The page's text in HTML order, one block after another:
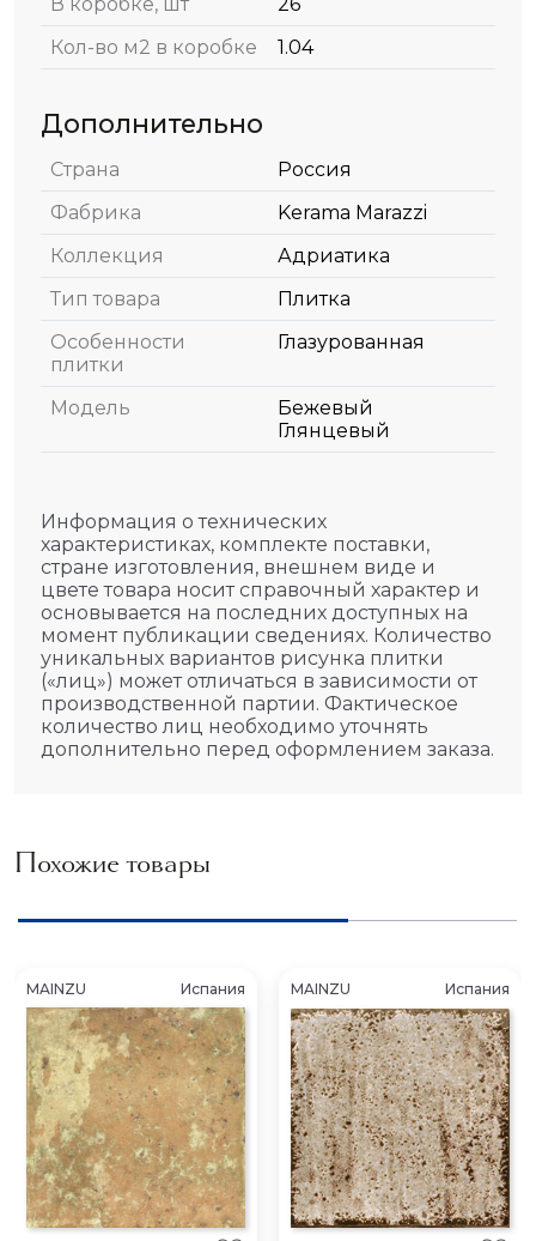
Кол-во м2 в коробке
1.04
Дополнительно
Страна
Россия
Фабрика
Kerama Marazzi
Коллекция
Адриатика
Тип товара
Плитка
Особенности
плитки
Глазурованная
Модель
Бежевый
Глянцевый
Информация о технических
характеристиках, комплекте поставки,
стране изготовления, внешнем виде и
цвете товара носит справочный характер и
основывается на последних доступных на
момент публикации сведениях. Количество
уникальных вариантов рисунка плитки
(«лиц») может отличаться в зависимости от
производственной партии. Фактическое
количество лиц необходимо уточнять
дополнительно перед оформлением заказа.
Похожие товары
MAINZU Испания MAINZU Испания